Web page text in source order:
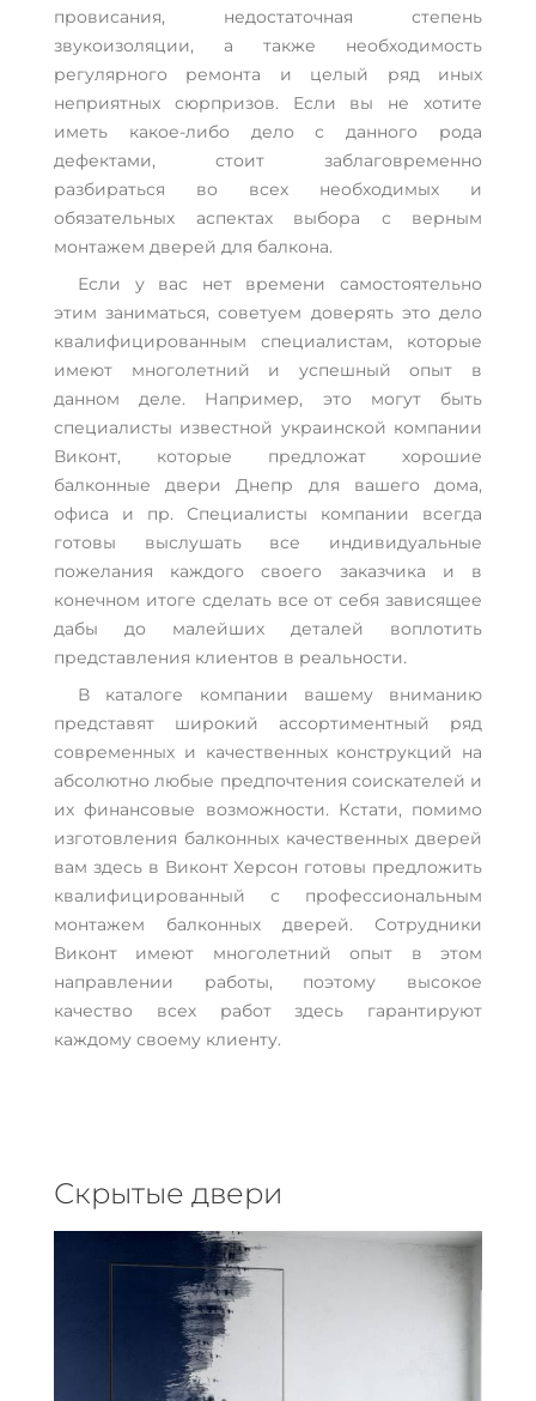
провисания, недостаточная степень
звукоизоляции, а также необходимость
регулярного ремонта и целый ряд иных
неприятных сюрпризов. Если вы не хотите
иметь какое-либо дело с данного рода
дефектами, стоит заблаговременно
разбираться во всех необходимых и
обязательных аспектах выбора с верным
монтажем дверей для балкона.
Если у вас нет времени самостоятельно
этим заниматься, советуем доверять это дело
квалифицированным специалистам, которые
имеют многолетний и успешный опыт в
данном деле. Например, это могут быть
специалисты известной украинской компании
Виконт, которые предложат хорошие
балконные двери Днепр для вашего дома,
офиса и пр. Специалисты компании всегда
готовы выслушать все индивидуальные
пожелания каждого своего заказчика и в
конечном итоге сделать все от себя зависящее
дабы до малейших деталей воплотить
представления клиентов в реальности.
В каталоге компании вашему вниманию
представят широкий ассортиментный ряд
современных и качественных конструкций на
абсолютно любые предпочтения соискателей и
их финансовые возможности. Кстати, помимо
изготовления балконных качественных дверей
вам здесь в Виконт Херсон готовы предложить
квалифицированный с профессиональным
монтажем балконных дверей. Сотрудники
Виконт имеют многолетний опыт в этом
направлении работы, поэтому высокое
качество всех работ здесь гарантируют
каждому своему клиенту.
Скрытые двери